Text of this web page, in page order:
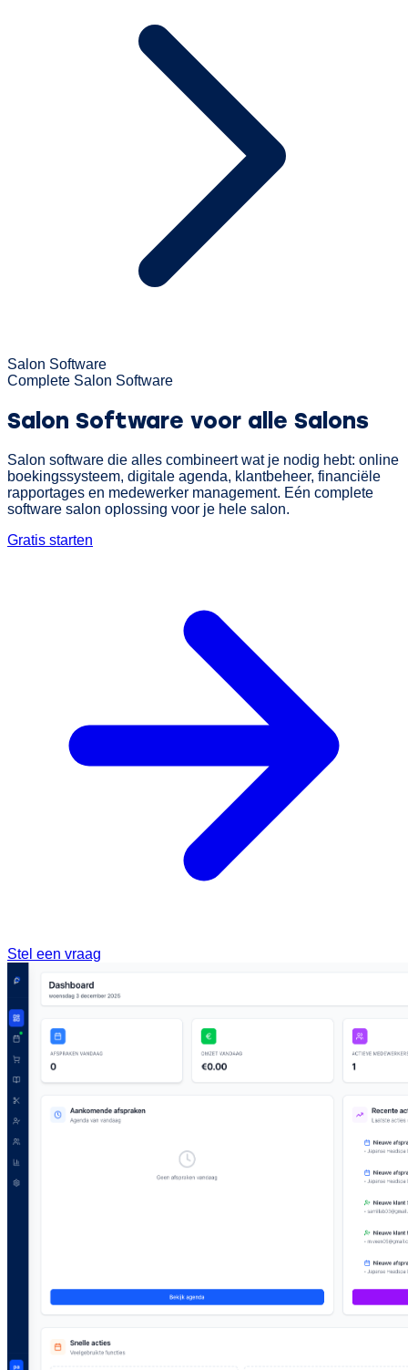
Salon Software
Complete Salon Software
Salon Software voor alle Salons
Salon software die alles combineert wat je nodig hebt: online
boekingssysteem, digitale agenda, klantbeheer, financiële
rapportages en medewerker management. Eén complete
software salon oplossing voor je hele salon.
Gratis starten
Stel een vraag